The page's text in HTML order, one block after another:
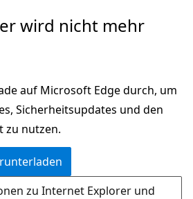
wird nicht mehr
auf Microsoft Edge durch, um
Sicherheitsupdates und den
zu nutzen.
zu Internet Explorer und